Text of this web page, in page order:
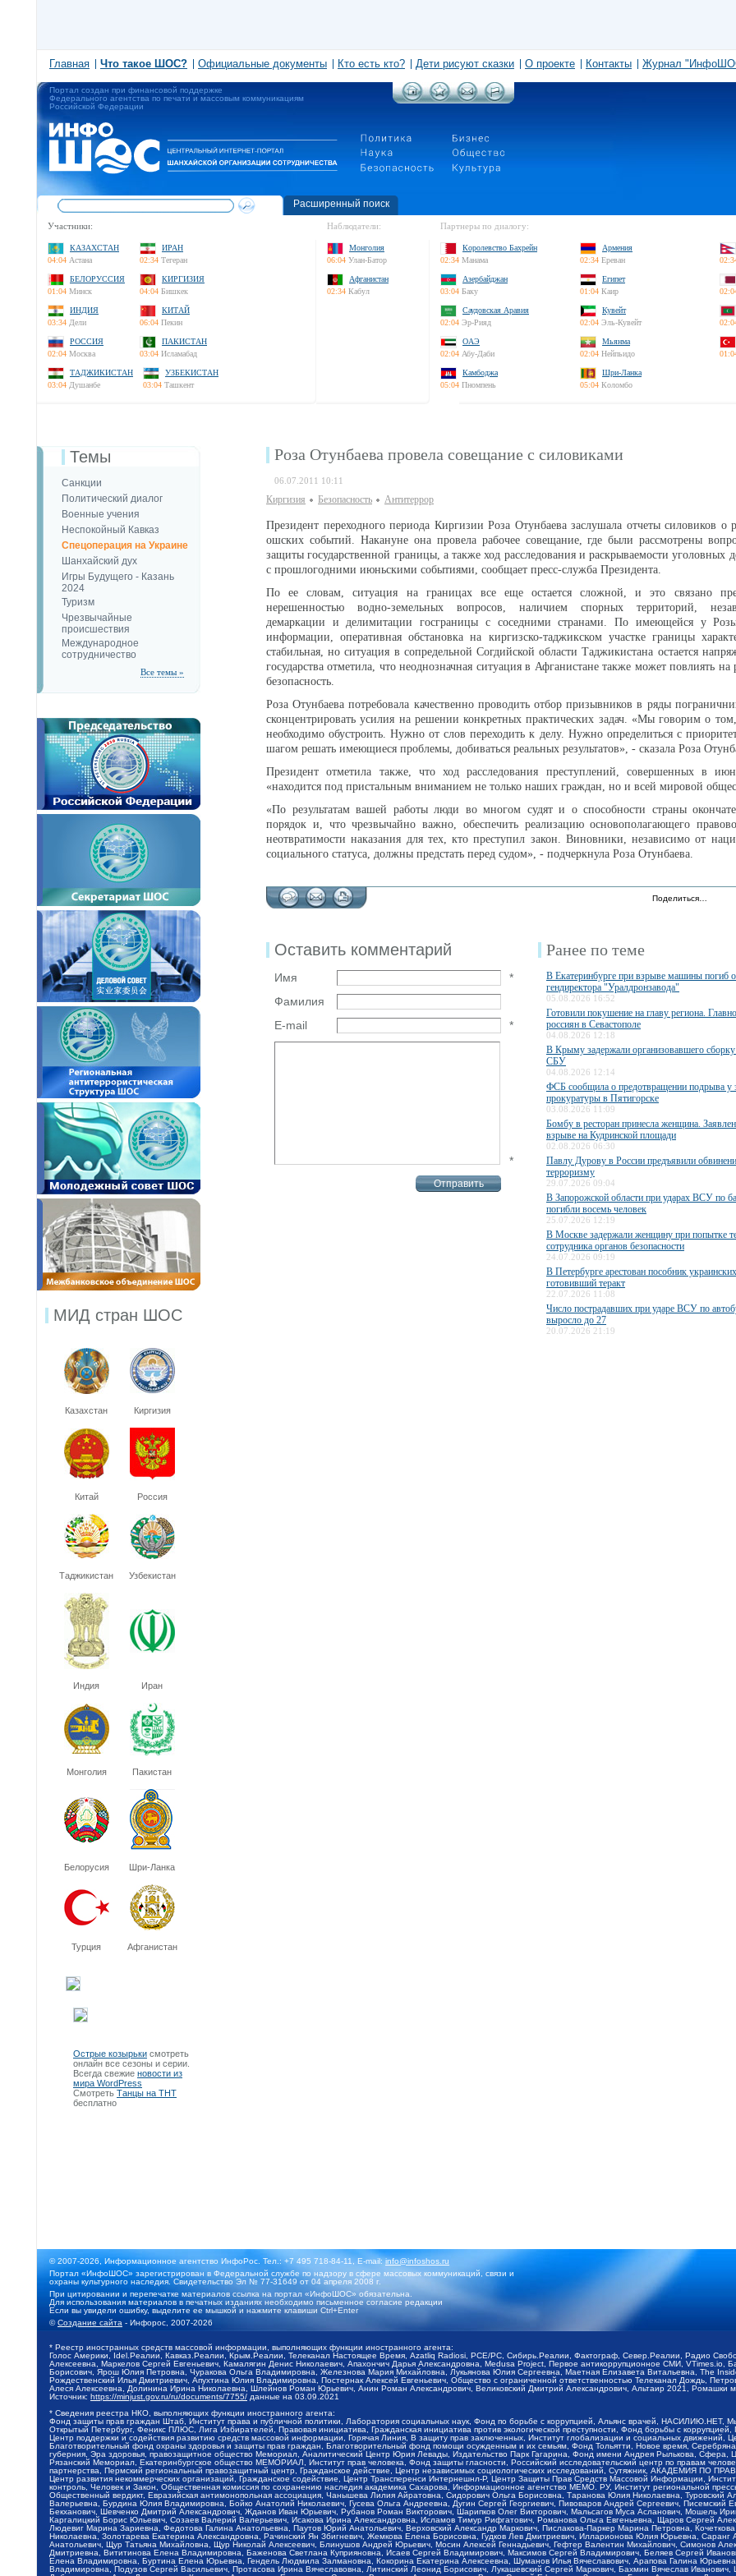
Главная Что такое ШОС? Официальные документы Кто есть кто? Дети рисуют сказки О проекте Контакты Журнал
Портал создан при финансовой поддержке
Федерального агентства по печати и массовым коммуникациям
Российской Федерации
Расширенный поиск
Участники:
КАЗАХСТАН
04:04 Астана
ИРАН
02:34 Тегеран
БЕЛОРУССИЯ
01:04 Минск
КИРГИЗИЯ
04:04 Бишкек
ИНДИЯ
03:34 Дели
КИТАЙ
06:04 Пекин
РОССИЯ
02:04 Москва
ПАКИСТАН
03:04 Исламабад
ТАДЖИКИСТАН
03:04 Душанбе
УЗБЕКИСТАН
03:04 Ташкент
Наблюдатели:
Монголия
06:04 Улан-Батор
Афганистан
02:34 Кабул
Партнеры по диалогу:
Королевство Бахрейн
02:34 Манама
Армения
02:34 Ереван
Азербайджан
03:04 Баку
Египет
01:04 Каир
Саудовская Аравия
02:04 Эр-Рияд
Кувейт
02:04 Эль-Кувейт
ОАЭ
02:04 Абу-Даби
Мьянма
02:04 Нейпьидо
Камбоджа
05:04 Пномпень
Шри-Ланка
05:04 Коломбо
Темы
Санкции
Политический диалог
Военные учения
Неспокойный Кавказ
Спецоперация на Украине
Шанхайский дух
Игры Будущего - Казань
2024
Туризм
Чрезвычайные
происшествия
Международное
сотрудничество
Все темы »
МИД стран ШОС
Казахстан Киргизия
Китай Россия
Таджикистан Узбекистан
Индия Иран
Монголия Пакистан
Белорусия Шри-Ланка
Турция Афганистан
Острые козырьки смотреть
онлайн все сезоны и серии.
Всегда свежие новости из
мира WordPress
Смотреть Танцы на ТНТ
бесплатно
Роза Отунбаева провела совещание с силовиками
06.07.2011 10:11
Киргизия Безопаcность Антитеррор
Президент переходного периода Киргизии Роза Отунбаева заслушала отчеты силовиков о
ошских событий. Накануне она провела рабочее совещание, где были рассмотрены
защиты государственной границы, а также ход расследования и раскрываемости уголовных
с прошлогодними июньскими событиями, сообщает пресс-служба Президента.
По ее словам, ситуация на границах все еще остается сложной, и это связано
нерешенностью водно-земельных вопросов, наличием спорных территорий,
демаркации и делимитации госграницы с соседними странами. По имеющейся у
информации, оперативная обстановка на киргизско-таджикском участке границы
стабильная, но ситуация в сопредельной Согдийской области Таджикистана остается
государства отметила, что неоднозначная ситуация в Афганистане также может повлиять на
безопасность.
Роза Отунбаева потребовала качественно проводить отбор призывников в ряды
сконцентрировать усилия на решении конкретных практических задач. «Мы говорим о
необходимо обустроить. Нужно от слов переходить к делу. Нужно определиться с
шагом решать имеющиеся проблемы, добиваться реальных результатов», - сказала Роза
Президент отметила также, что ход расследования преступлений, совершенных в
«находится под пристальным вниманием не только наших граждан, но и всей мировой
«По результатам вашей работы люди во многом судят и о способности страны
порядок и, что чрезвычайно важно, обеспечить реализацию основополагающего
неотвратимости наказания для тех, кто преступил закон. Виновники, независимо от
социального статуса, должны предстать перед судом», - подчеркнула Роза Отунбаева.
Поделиться…
Оставить комментарий
Имя
*
Фамилия
E-mail
*
*
Ранее по теме
В Екатеринбурге при взрыве машины погиб
гендиректора "Уралдронзавода"
05.08.2026 16:52
Готовили покушение на главу региона.
россиян в Севастополе
04.08.2026 12:18
В Крыму задержали организовавшего
СБУ
04.08.2026 12:14
ФСБ сообщила о предотвращении подрыва у
прокуратуры в Пятигорске
03.08.2026 11:09
Бомбу в ресторан принесла женщина.
взрыве на Кудринской площади
02.08.2026 06:30
Павлу Дурову в России предъявили
терроризму
29.07.2026 09:04
В Запорожской области при ударах ВСУ по
погибли восемь человек
25.07.2026 12:19
В Москве задержали женщину при попытке
сотрудника органов безопасности
24.07.2026 09:19
В Петербурге арестован пособник
готовивший теракт
22.07.2026 11:08
Число пострадавших при ударе ВСУ по
выросло до 27
20.07.2026 21:19
© 2007-2026, Информационное агентство ИнфоРос. Тел.: +7 495 718-84-11, E-mail:info@infoshos.ru
Портал «ИнфоШОС» зарегистрирован в Федеральной службе по надзору в сфере массовых коммуникаций, связи и
охраны культурного наследия. Свидетельство Эл № 77-31649 от 04 апреля 2008 г.
При цитировании и перепечатке материалов ссылка на портал «ИнфоШОС» обязательна.
Для использования материалов в печатных изданиях необходимо письменное согласие редакции
Если вы увидели ошибку, выделите ее мышкой и нажмите клавиши Ctrl+Enter
©Создание сайта - Инфорос, 2007-2026
* Реестр иностранных средств массовой информации, выполняющих функции иностранного агента:
Голос Америки, Idel.Реалии, Кавказ.Реалии, Крым.Реалии, Телеканал Настоящее Время, Azatliq Radiosi, PCE/PC, Сибирь.Реалии, Фактограф, Север.Реалии, Радио
Алексеевна, Маркелов Сергей Евгеньевич, Камалягин Денис Николаевич, Апахончич Дарья Александровна, Medusa Project, Первое антикоррупционное СМИ,
Борисович, Ярош Юлия Петровна, Чуракова Ольга Владимировна, Железнова Мария Михайловна, Лукьянова Юлия Сергеевна, Маетная Елизавета Витальевна, The
Рождественский Илья Дмитриевич, Апухтина Юлия Владимировна, Постернак Алексей Евгеньевич, Общество с ограниченной ответственностью Телеканал Дождь,
Алеся Алексеевна, Долинина Ирина Николаевна, Шлейнов Роман Юрьевич, Анин Роман Александрович, Великовский Дмитрий Александрович, Альтаир 2021, Ромашки
Источник: https://minjust.gov.ru/ru/documents/7755/ данные на 03.09.2021
* Сведения реестра НКО, выполняющих функции иностранного агента:
Фонд защиты прав граждан Штаб, Институт права и публичной политики, Лаборатория социальных наук, Фонд по борьбе с коррупцией, Альянс врачей,
Открытый Петербург, Феникс ПЛЮС, Лига Избирателей, Правовая инициатива, Гражданская инициатива против экологической преступности, Фонд борьбы с
Центр поддержки и содействия развитию средств массовой информации, Горячая Линия, В защиту прав заключенных, Институт глобализации и социальных
Благотворительный фонд охраны здоровья и защиты прав граждан, Благотворительный фонд помощи осужденным и их семьям, Фонд Тольятти, Новое время,
губерния, Эра здоровья, правозащитное общество Мемориал, Аналитический Центр Юрия Левады, Издательство Парк Гагарина, Фонд имени Андрея Рылькова,
Рязанский Мемориал, Екатеринбургское общество МЕМОРИАЛ, Институт прав человека, Фонд защиты гласности, Российский исследовательский центр по правам
партнерства, Пермский региональный правозащитный центр, Гражданское действие, Центр независимых социологических исследований, Сутяжник, АКАДЕМИЯ ПО
Центр развития некоммерческих организаций, Гражданское содействие, Центр Трансперенси Интернешнл-Р, Центр Защиты Прав Средств Массовой Информации,
контроль, Человек и Закон, Общественная комиссия по сохранению наследия академика Сахарова, Информационное агентство МЕМО. РУ, Институт региональной
Общественный вердикт, Евразийская антимонопольная ассоциация, Чанышева Лилия Айратовна, Сидорович Ольга Борисовна, Таранова Юлия Николаевна, Туровский
Валерьевна, Бурдина Юлия Владимировна, Бойко Анатолий Николаевич, Гусева Ольга Андреевна, Дугин Сергей Георгиевич, Пивоваров Андрей Сергеевич, Писемский
Бекханович, Шевченко Дмитрий Александрович, Жданов Иван Юрьевич, Рубанов Роман Викторович, Шарипков Олег Викторович, Мальсагов Муса Асланович, Мошель
Каргалицкий Борис Юльевич, Созаев Валерий Валерьевич, Исакова Ирина Александровна, Исламов Тимур Рифгатович, Романова Ольга Евгеньевна, Щаров Сергей
Людевиг Марина Зариевна, Федотова Галина Анатольевна, Паутов Юрий Анатольевич, Верховский Александр Маркович, Пислакова-Паркер Марина Петровна,
Николаевна, Золотарева Екатерина Александровна, Рачинский Ян Збигневич, Жемкова Елена Борисовна, Гудков Лев Дмитриевич, Илларионова Юлия Юрьевна,
Анатольевич, Щур Татьяна Михайловна, Щур Николай Алексеевич, Блинушов Андрей Юрьевич, Мосин Алексей Геннадьевич, Гефтер Валентин Михайлович, Симонов
Дмитриевна, Вититинова Елена Владимировна, Баженова Светлана Куприяновна, Исаев Сергей Владимирович, Максимов Сергей Владимирович, Беляев Сергей
Елена Владимировна, Буртина Елена Юрьевна, Гендель Людмила Залмановна, Кокорина Екатерина Алексеевна, Шуманов Илья Вячеславович, Арапова Галина
Владимировна, Подузов Сергей Васильевич, Протасова Ирина Вячеславовна, Литинский Леонид Борисович, Лукашевский Сергей Маркович, Бахмин Вячеслав